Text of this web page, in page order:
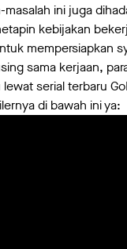
ini juga
kebijakan
mempersiapkan
sama kerjaan,
serial terbaru
di bawah ini ya: